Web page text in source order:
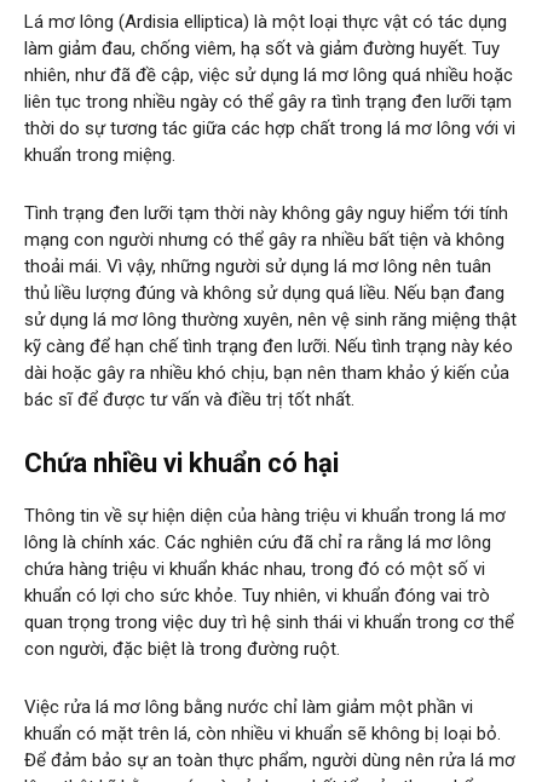
Lá mơ lông (Ardisia elliptica) là một loại thực vật có tác dụng
làm giảm đau, chống viêm, hạ sốt và giảm đường huyết. Tuy
nhiên, như đã đề cập, việc sử dụng lá mơ lông quá nhiều hoặc
liên tục trong nhiều ngày có thể gây ra tình trạng đen lưỡi tạm
thời do sự tương tác giữa các hợp chất trong lá mơ lông với vi
khuẩn trong miệng.
Tình trạng đen lưỡi tạm thời này không gây nguy hiểm tới tính
mạng con người nhưng có thể gây ra nhiều bất tiện và không
thoải mái. Vì vậy, những người sử dụng lá mơ lông nên tuân
thủ liều lượng đúng và không sử dụng quá liều. Nếu bạn đang
sử dụng lá mơ lông thường xuyên, nên vệ sinh răng miệng thật
kỹ càng để hạn chế tình trạng đen lưỡi. Nếu tình trạng này kéo
dài hoặc gây ra nhiều khó chịu, bạn nên tham khảo ý kiến của
bác sĩ để được tư vấn và điều trị tốt nhất.
Chứa nhiều vi khuẩn có hại
Thông tin về sự hiện diện của hàng triệu vi khuẩn trong lá mơ
lông là chính xác. Các nghiên cứu đã chỉ ra rằng lá mơ lông
chứa hàng triệu vi khuẩn khác nhau, trong đó có một số vi
khuẩn có lợi cho sức khỏe. Tuy nhiên, vi khuẩn đóng vai trò
quan trọng trong việc duy trì hệ sinh thái vi khuẩn trong cơ thể
con người, đặc biệt là trong đường ruột.
Việc rửa lá mơ lông bằng nước chỉ làm giảm một phần vi
khuẩn có mặt trên lá, còn nhiều vi khuẩn sẽ không bị loại bỏ.
Để đảm bảo sự an toàn thực phẩm, người dùng nên rửa lá mơ